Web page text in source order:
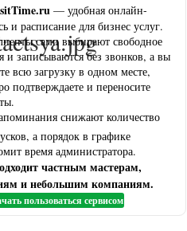
— удобная онлайн-
и расписание для бизнес услуг.
сами выбирают свободное
и записываются без звонков, а вы
всю загрузку в одном месте,
подтверждаете и переносите
снижают количество
а порядок в графике
время администратора.
частным мастерам,
и небольшим компаниям.
пользоваться сервисом